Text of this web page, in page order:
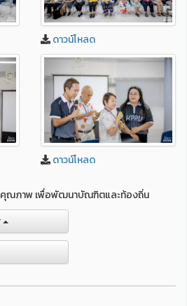
ดาวน์โหลด
ดาวน์โหลด
คุณภาพ เพื่อพัฒนาบัณฑิตและท้องถิ่น